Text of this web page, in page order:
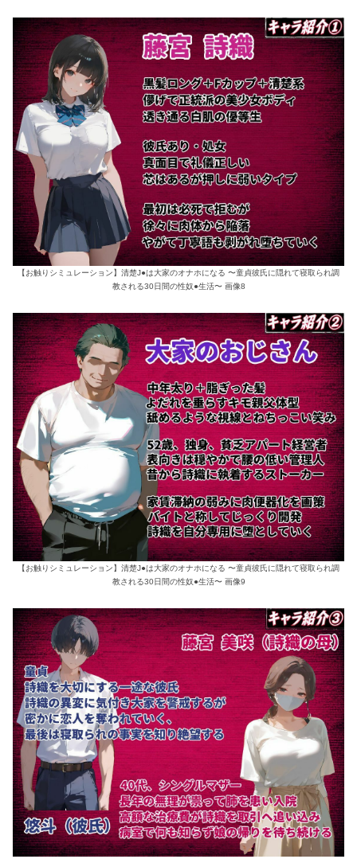
【お触りシミュレーション】清楚J●は大家のオナホになる 〜童貞彼氏に隠れて寝取られ調
教される30日間の性奴●生活〜 画像8
【お触りシミュレーション】清楚J●は大家のオナホになる 〜童貞彼氏に隠れて寝取られ調
教される30日間の性奴●生活〜 画像9